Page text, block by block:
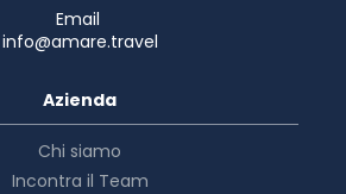
Email
info@amare.travel
Azienda
Chi siamo
Incontra il Team